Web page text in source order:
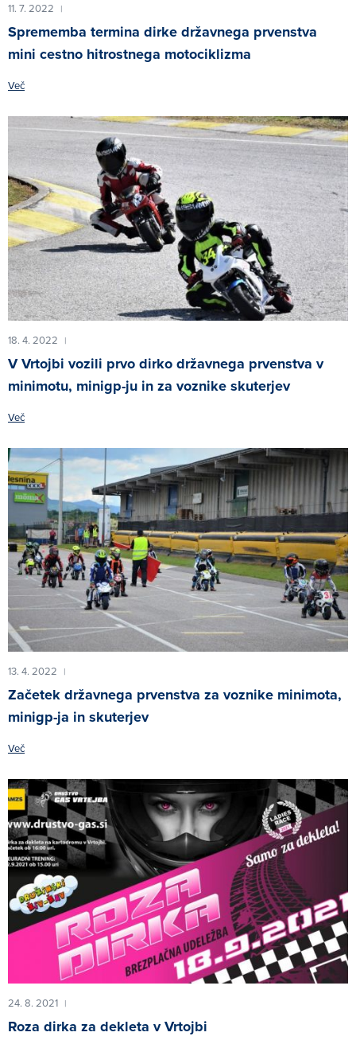
11. 7. 2022 |
Sprememba termina dirke državnega prvenstva
mini cestno hitrostnega motociklizma
Več
18. 4. 2022 |
V Vrtojbi vozili prvo dirko državnega prvenstva v
minimotu, minigp-ju in za voznike skuterjev
Več
13. 4. 2022 |
Začetek državnega prvenstva za voznike minimota,
minigp-ja in skuterjev
Več
24. 8. 2021 |
Roza dirka za dekleta v Vrtojbi